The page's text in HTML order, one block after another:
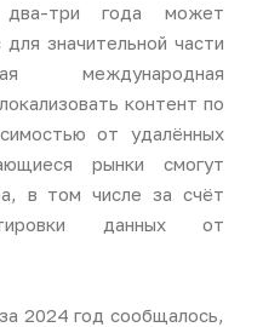
три года может
значительной части
международная
контент по
от удалённых
рынки смогут
в том числе за счёт
данных от
2024 год сообщалось,